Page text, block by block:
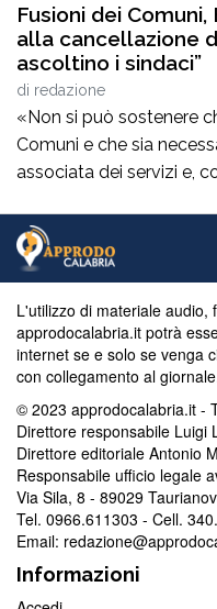
Fusioni dei Comuni,
alla cancellazione
ascoltino i sindaci”
di redazione
«Non si può sostenere
Comuni e che sia
associata dei servizi e,
Prima di procedere con
2006 occorre ascoltare i
attenzione tutte le
L'utilizzo di materiale audio,
approdocalabria.it potrà
internet se e solo se venga
con collegamento al
© 2023 approdocalabria.it -
Direttore responsabile Luigi
Direttore editoriale Antonio
Responsabile ufficio legale
Via Sila, 8 - 89029
Tel. 0966.611303 - Cell.
Email:
Informazioni